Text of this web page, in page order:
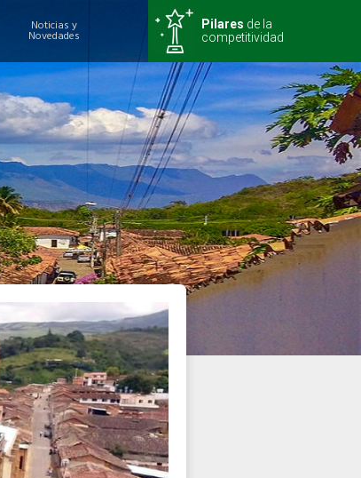
Pilares de la
competitividad
Noticias y
Novedades